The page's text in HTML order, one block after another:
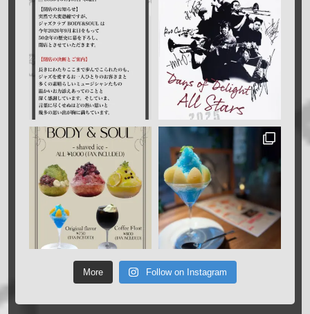
More Follow on Instagram